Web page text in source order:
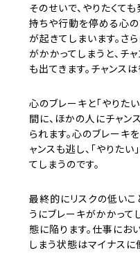
そのせいで、やりたくて
持ちや行動を停める心
が起きてしまいます。さ
がかかってしまうと、チ
も出てきます。チャンスは
心のブレーキと「やりた
間に、ほかの人にチャン
られます。心のブレーキ
ャンスも逃し、「やりた
てしまうのです。
最終的にリスクの低いこ
うにブレーキがかかって
態に陥ります。仕事にお
しまう状態はマイナスに